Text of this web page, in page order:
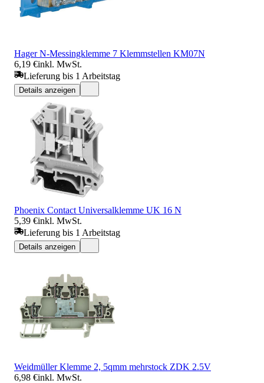
Hager N-Messingklemme 7 Klemmstellen KM07N
6,19 €inkl. MwSt.
Lieferung bis 1 Arbeitstag
Details anzeigen
Phoenix Contact Universalklemme UK 16 N
5,39 €inkl. MwSt.
Lieferung bis 1 Arbeitstag
Details anzeigen
Weidmüller Klemme 2, 5qmm mehrstock ZDK 2.5V
6,98 €inkl. MwSt.